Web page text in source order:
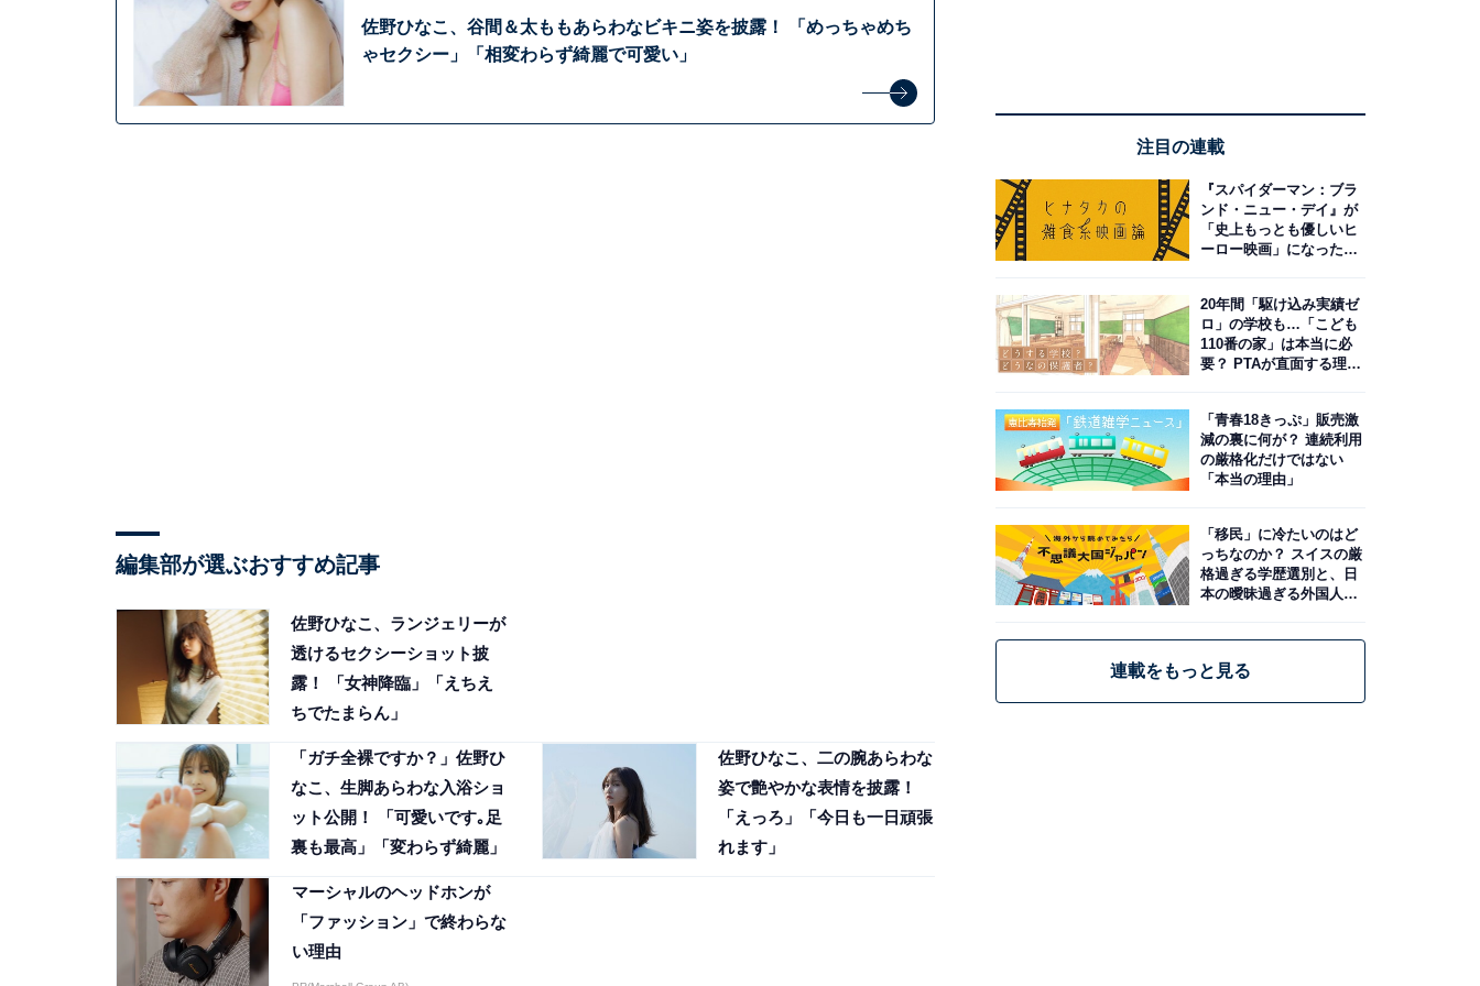
佐野ひなこ、谷間＆太ももあらわなビキニ姿を披露！ 「めっちゃめち
ゃセクシー」「相変わらず綺麗で可愛い」
編集部が選ぶおすすめ記事
佐野ひなこ、ランジェリーが
透けるセクシーショット披
露！ 「女神降臨」「えちえ
ちでたまらん」
「ガチ全裸ですか？」佐野ひ
なこ、生脚あらわな入浴ショ
ット公開！ 「可愛いです｡足
裏も最高」「変わらず綺麗」
佐野ひなこ、二の腕あらわな
姿で艶やかな表情を披露！
「えっろ」「今日も一日頑張
れます」
マーシャルのヘッドホンが
「ファッション」で終わらな
い理由
注目の連載
『スパイダーマン：ブラ
ンド・ニュー・デイ』が
「史上もっとも優しいヒ
ーロー映画」になった理
20年間「駆け込み実績ゼ
ロ」の学校も…「こども
110番の家」は本当に必
要？ PTAが直面する理想
「青春18きっぷ」販売激
減の裏に何が？ 連続利用
の厳格化だけではない
「本当の理由」
「移民」に冷たいのはど
っちなのか？ スイスの厳
格過ぎる学歴選別と、日
本の曖昧過ぎる外国人政
連載をもっと見る